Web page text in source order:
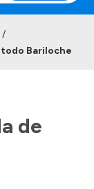
/
Bariloche
de